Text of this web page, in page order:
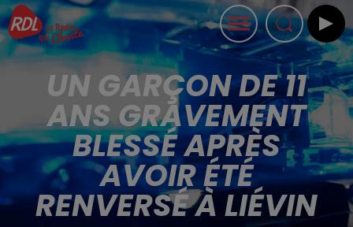
UN GARÇON DE 11
ANS GRAVEMENT
BLESSÉ APRÈS
AVOIR ÉTÉ
RENVERSÉ À LIÉVIN